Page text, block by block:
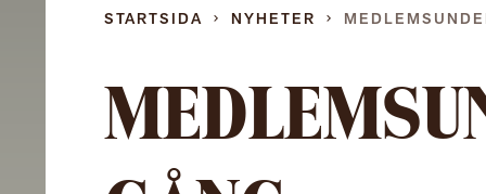
STARTSIDA NYHETER